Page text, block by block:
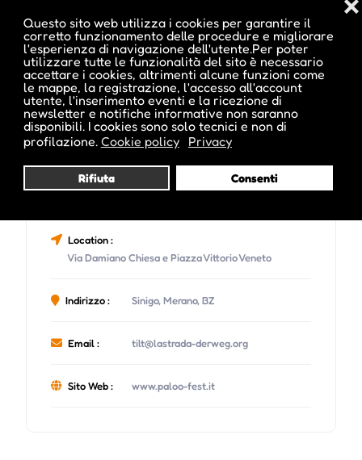
Questo sito web utilizza i cookies per garantire il
corretto funzionamento delle procedure e migliorare
l'esperienza di navigazione dell'utente.Per poter
utilizzare tutte le funzionalità del sito è necessario
accettare i cookies, altrimenti alcune funzioni come
le mappe, la registrazione, l'accesso all'account
utente, l'inserimento eventi e la ricezione di
newsletter e notifiche informative non saranno
disponibili. I cookies sono solo tecnici e non di
profilazione. Cookie policy Privacy
Rifiuta Consenti
❌
Organizzatore :
Tilt Jugendzentrum
Location :
Via Damiano Chiesa e Piazza Vittorio Veneto
Indirizzo : Sinigo, Merano, BZ
Email : tilt@lastrada-derweg.org
Sito Web : www.paloo-fest.it